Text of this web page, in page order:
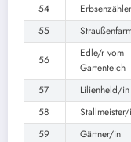
54
55
56
Edle/r vom
Gartenteich
57 Lilienheld/in
58
59
Gärtner/in